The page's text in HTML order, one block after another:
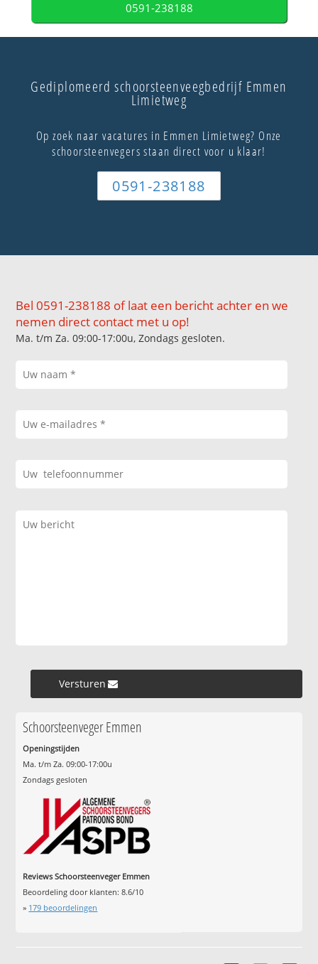
0591-238188
Gediplomeerd schoorsteenveegbedrijf Emmen
Limietweg
Op zoek naar vacatures in Emmen Limietweg? Onze
schoorsteenvegers staan direct voor u klaar!
0591-238188
Bel 0591-238188 of laat een bericht achter en we
nemen direct contact met u op!
Ma. t/m Za. 09:00-17:00u, Zondags gesloten.
Versturen »
Schoorsteenveger Emmen
Openingstijden
Ma. t/m Za. 09:00-17:00u
Zondags gesloten
Reviews Schoorsteenveger Emmen
Beoordeling door klanten:8.6/10
» 179 beoordelingen